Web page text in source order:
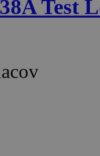
Test